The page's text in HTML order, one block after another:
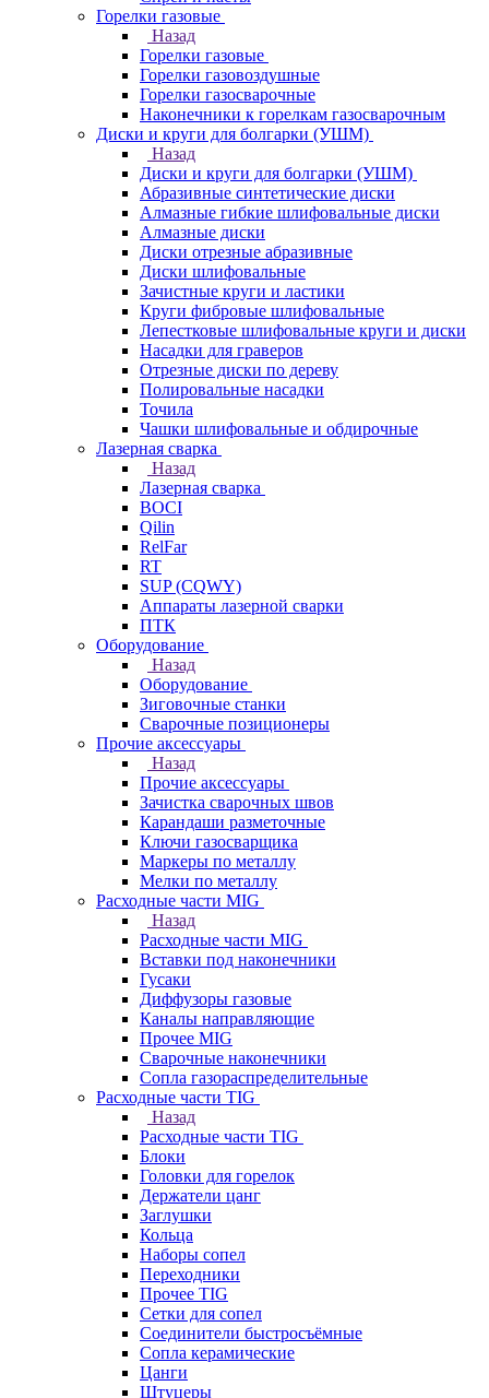
Горелки газовые
Назад
Горелки газовые
Горелки газовоздушные
Горелки газосварочные
Наконечники к горелкам газосварочным
Диски и круги для болгарки (УШМ)
Назад
Диски и круги для болгарки (УШМ)
Абразивные синтетические диски
Алмазные гибкие шлифовальные диски
Алмазные диски
Диски отрезные абразивные
Диски шлифовальные
Зачистные круги и ластики
Круги фибровые шлифовальные
Лепестковые шлифовальные круги и диски
Насадки для граверов
Отрезные диски по дереву
Полировальные насадки
Точила
Чашки шлифовальные и обдирочные
Лазерная сварка
Назад
Лазерная сварка
BOCI
Qilin
RelFar
RT
SUP (CQWY)
Аппараты лазерной сварки
ПТК
Оборудование
Назад
Оборудование
Зиговочные станки
Сварочные позиционеры
Прочие аксессуары
Назад
Прочие аксессуары
Зачистка сварочных швов
Карандаши разметочные
Ключи газосварщика
Маркеры по металлу
Мелки по металлу
Расходные части MIG
Назад
Расходные части MIG
Вставки под наконечники
Гусаки
Диффузоры газовые
Каналы направляющие
Прочее MIG
Сварочные наконечники
Сопла газораспределительные
Расходные части TIG
Назад
Расходные части TIG
Блоки
Головки для горелок
Держатели цанг
Заглушки
Кольца
Наборы сопел
Переходники
Прочее TIG
Сетки для сопел
Соединители быстросъёмные
Сопла керамические
Цанги
Штуцеры